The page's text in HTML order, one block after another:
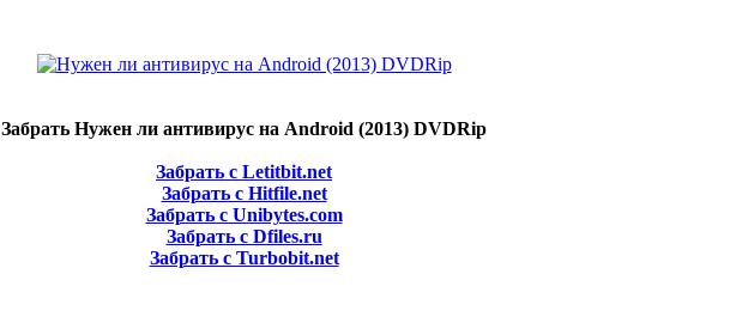
Забрать Нужен ли антивирус на Android (2013) DVDRip
Забрать с Letitbit.net
Забрать с Hitfile.net
Забрать с Unibytes.com
Забрать с Dfiles.ru
Забрать с Turbobit.net